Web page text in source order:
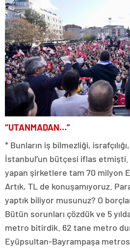
“UTANMADAN…”
* Bunların iş bilmezliği,
İstanbul’un bütçesi iflas etmişti.
yapan şirketlere tam 70 milyon
Artık, TL de konuşamıyoruz.
yaptık biliyor musunuz? O
Bütün sorunları çözdük ve 5
metro bitirdik. 62 tane metro
Eyüpsultan-Bayrampaşa